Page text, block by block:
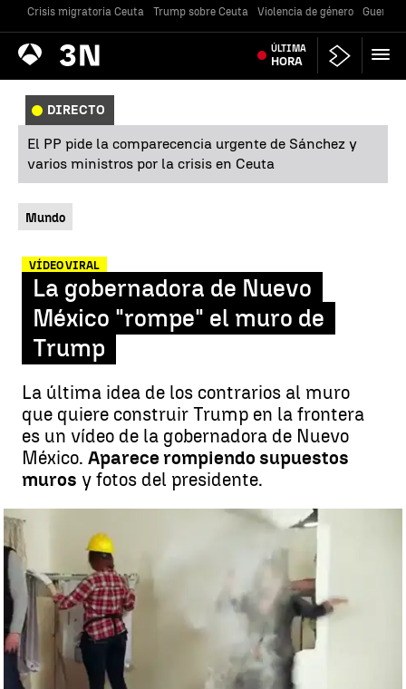
Crisis migratoria Ceuta Trump sobre Ceuta Violencia de género Guerra
Antena
3 Noticias ÚLTIMA
HORA
DIRECTO
El PP pide la comparecencia urgente de Sánchez y
varios ministros por la crisis en Ceuta
Mundo
VÍDEO VIRAL
La gobernadora de Nuevo
México "rompe" el muro de
Trump
La última idea de los contrarios al muro
que quiere construir Trump en la frontera
es un vídeo de la gobernadora de Nuevo
México. Aparece rompiendo supuestos
muros y fotos del presidente.
La gobernadora de Nuevo México "rompe" el muro de Trump |
Antena 3 Noticias
Publicado: 08 de febrero de 2019, 20:25